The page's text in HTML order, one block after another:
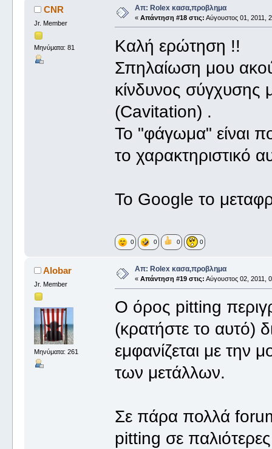
CNR
Jr. Member
Μηνύματα: 81
Απ: Rolex κασα,προβλημα
« Απάντηση #18 στις: Αύγουστος 01, 2011,
Καλή ερώτηση !!
Σπηλαίωση μου
κίνδυνος σύγχυσης
(Cavitation) .
Το "φάγωμα" είναι
το χαρακτηριστικό
Το Google το
0 0 0 0
Alobar
Jr. Member
Μηνύματα: 261
Απ: Rolex κασα,προβλημα
« Απάντηση #19 στις: Αύγουστος 02, 2011,
O όρος pitting
(κρατήστε το αυτό)
εμφανίζεται με την
των μετάλλων.
Σε πάρα πολλά
pitting σε